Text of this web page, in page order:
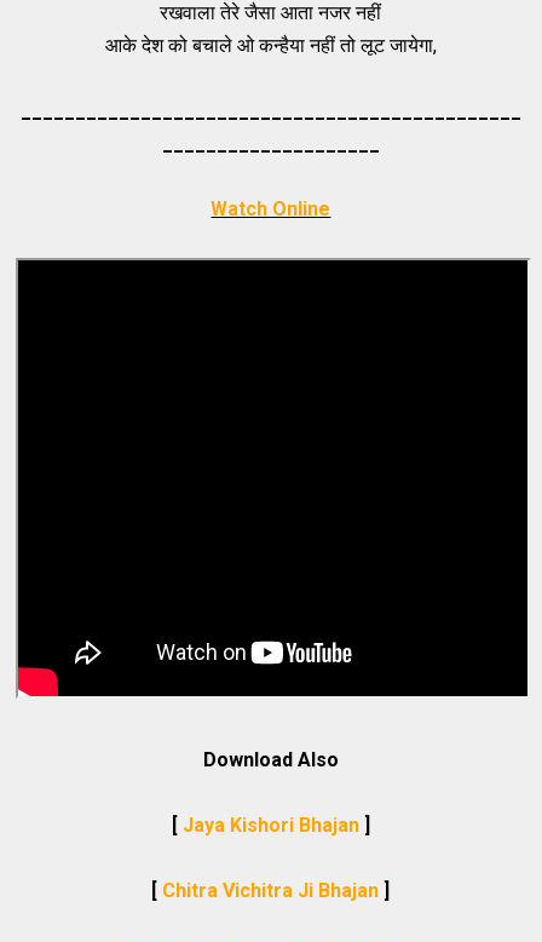
रखवाला तेरे जैसा आता नजर नहीं
आके देश को बचाले ओ कन्हैया नहीं तो लूट जायेगा,
Watch Online
Download Also
[ Jaya Kishori Bhajan]
[ Chitra Vichitra Ji Bhajan ]